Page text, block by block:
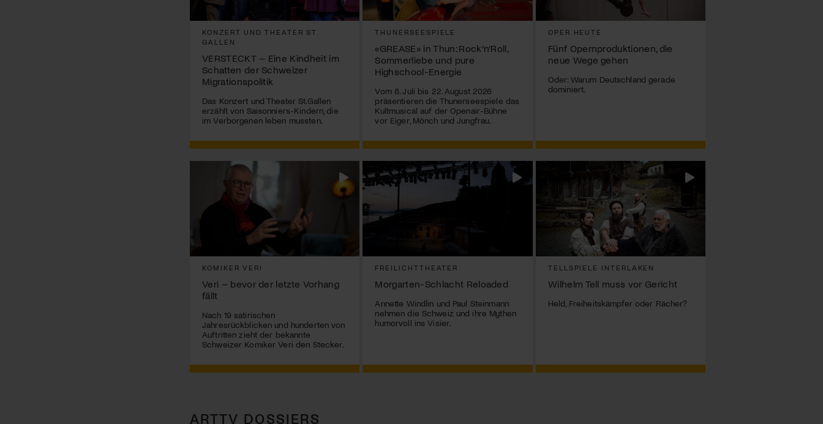
KONZERT UND THEATER ST.
GALLEN
VERSTECKT – Eine Kindheit im
Schatten der Schweizer
Migrationspolitik
Das Konzert und Theater St.Gallen
erzählt von Saisonniers-Kindern, die
im Verborgenen leben mussten.
THUNERSEESPIELE
«GREASE» in Thun: Rock’n’Roll,
Sommerliebe und pure
Highschool-Energie
Vom 8. Juli bis 22. August 2026
präsentieren die Thunerseespiele das
Kultmusical auf der Openair-Bühne
vor Eiger, Mönch und Jungfrau.
OPER HEUTE
Fünf Opernproduktionen, die
neue Wege gehen
Oder: Warum Deutschland gerade
dominiert.
KOMIKER VERI
Veri – bevor der letzte Vorhang
fällt
Nach 19 satirischen
Jahresrückblicken und hunderten von
Auftritten zieht der bekannte
Schweizer Komiker Veri den Stecker.
FREILICHTTHEATER
Morgarten-Schlacht Reloaded
Annette Windlin und Paul Steinmann
nehmen die Schweiz und ihre Mythen
humorvoll ins Visier.
TELLSPIELE INTERLAKEN
Wilhelm Tell muss vor Gericht
Held, Freiheitskämpfer oder Rächer?
ARTTV DOSSIERS